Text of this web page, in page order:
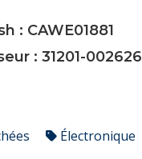
: CAWE01881
: 31201-002626
Électronique